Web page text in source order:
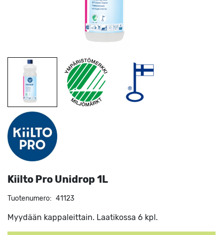
Kiilto Pro Unidrop 1L
Tuotenumero: 41123
Myydään kappaleittain. Laatikossa 6 kpl.